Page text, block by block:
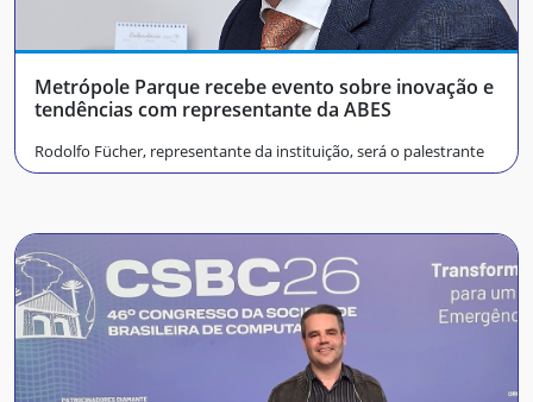
Metrópole Parque recebe evento sobre inovação e
tendências com representante da ABES
Rodolfo Fücher, representante da instituição, será o palestrante